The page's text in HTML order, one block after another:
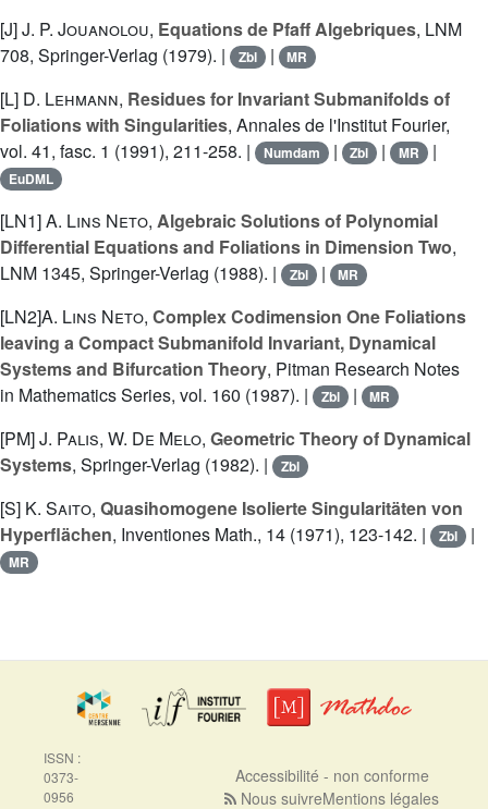
[J]J. P. Jouanolou, Equations de Pfaff Algebriques, LNM
708, Springer-Verlag (1979). |
Zbl | MR
[L] D. Lehmann, Residues for Invariant Submanifolds of
Foliations with Singularities, Annales de l'Institut Fourier,
vol. 41, fasc. 1 (1991), 211-258. |
Numdam | Zbl | MR |
EuDML
[LN1]A. Lins Neto, Algebraic Solutions of Polynomial
Differential Equations and Foliations in Dimension Two,
LNM 1345, Springer-Verlag (1988). |
Zbl | MR
[LN2]A. Lins Neto, Complex Codimension One Foliations
leaving a Compact Submanifold Invariant, Dynamical
Systems and Bifurcation Theory, Pitman Research Notes
in Mathematics Series, vol. 160 (1987). |
Zbl | MR
[PM]J. Palis, W. De Melo, Geometric Theory of Dynamical
Systems, Springer-Verlag (1982). | Zbl
[S] K. Saito, Quasihomogene Isolierte Singularitäten von
Hyperflächen, Inventiones Math., 14 (1971), 123-142. | Zbl |
MR
ISSN :
0373-
0956
Accessibilité - non conforme
Nous suivreMentions légales